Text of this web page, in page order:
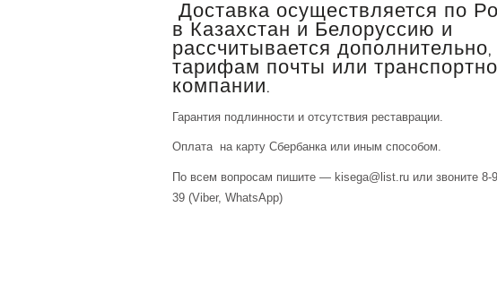
Доставка осуществляется по
в Казахстан и Белоруссию и
рассчитывается дополнительно,
тарифам почты или
компании.
Гарантия подлинности и отсутствия реставрации.
Оплата на карту Сбербанка или иным способом.
По всем вопросам пишите — kisega@list.ru или звоните 8-
39 (Viber, WhatsApp)